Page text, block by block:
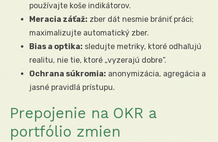
používajte koše indikátorov.
Meracia záťaž: zber dát nesmie brániť práci;
maximalizujte automatický zber.
Bias a optika: sledujte metriky, ktoré odhaľujú
realitu, nie tie, ktoré „vyzerajú dobre“.
Ochrana súkromia: anonymizácia, agregácia a
jasné pravidlá prístupu.
Prepojenie na OKR a
portfólio zmien